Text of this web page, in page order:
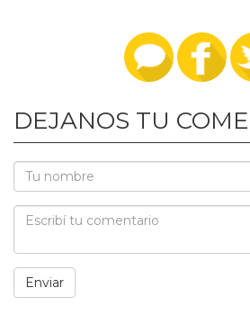
DEJANOS TU